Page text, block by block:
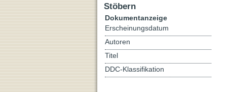
Stöbern
Dokumentanzeige
Erscheinungsdatum
Autoren
Titel
DDC-Klassifikation